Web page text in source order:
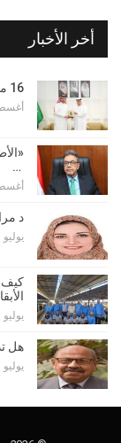
أخر الأخبار
16 معلومة حول زيارة وفد الهيئة العربية للإستثمار…
أغسطس
…
أغسطس
د
يوليو 13, 2026
كيف
يوليو 11, 2026
هل
يوليو 7, 2026